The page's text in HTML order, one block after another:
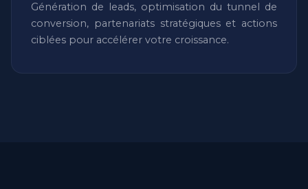
Génération de leads, optimisation du tunnel de
conversion, partenariats stratégiques et actions
ciblées pour accélérer votre croissance.